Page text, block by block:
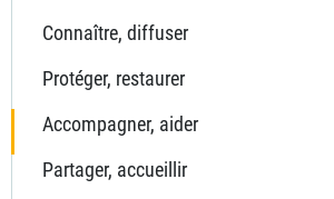
Connaître, diffuser
Protéger, restaurer
Accompagner, aider
Partager, accueillir